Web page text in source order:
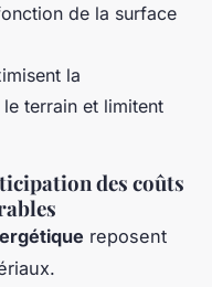
de la surface
la
terrain et limitent
des coûts
reposent